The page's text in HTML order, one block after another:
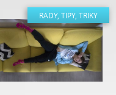
potravinách –
RADY, TIPY, TRIKY